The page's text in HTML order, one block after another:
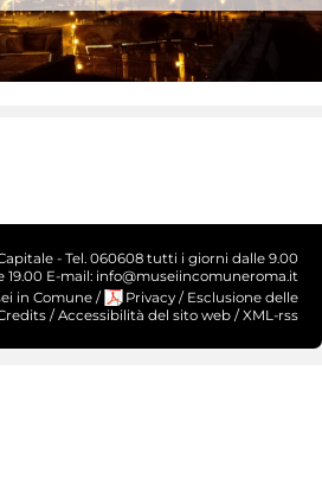
- Tel. 060608 tutti i giorni dalle 9.00
19.00 E-mail: info@museiincomuneroma.it
in Comune / Privacy / Esclusione delle
/Accessibilità del sito web /XML-rss